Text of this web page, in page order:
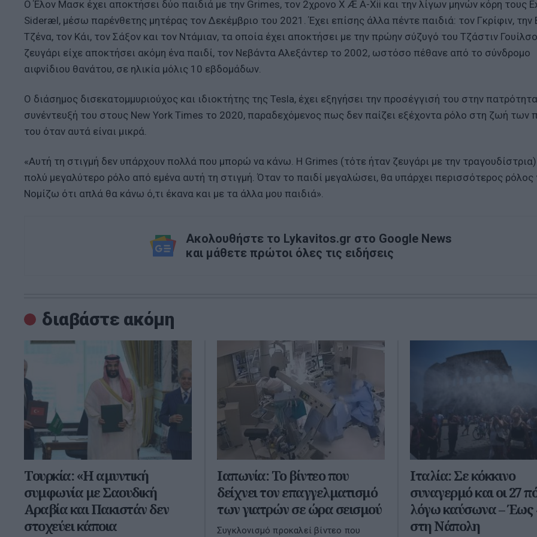
Ο Έλον Μασκ έχει αποκτήσει δύο παιδιά με την Grimes, τον 2χρονο X Æ A-Xii και την λίγων μηνών κόρη τους
Sideræl, μέσω παρένθετης μητέρας τον Δεκέμβριο του 2021. Έχει επίσης άλλα πέντε παιδιά: τον Γκρίφιν, την
Τζένα, τον Κάι, τον Σάξον και τον Ντάμιαν, τα οποία έχει αποκτήσει με την πρώην σύζυγό του Τζάστιν
ζευγάρι είχε αποκτήσει ακόμη ένα παιδί, τον Νεβάντα Αλεξάντερ το 2002, ωστόσο πέθανε από το σύνδρομο
αιφνίδιου θανάτου, σε ηλικία μόλις 10 εβδομάδων.
Ο διάσημος δισεκατομμυριούχος και ιδιοκτήτης της Tesla, έχει εξηγήσει την προσέγγισή του στην
συνέντευξή του στους New York Times το 2020, παραδεχόμενος πως δεν παίζει εξέχοντα ρόλο στη ζωή των
του όταν αυτά είναι μικρά.
«Αυτή τη στιγμή δεν υπάρχουν πολλά που μπορώ να κάνω. Η Grimes (τότε ήταν ζευγάρι με την τραγουδίστρια)
πολύ μεγαλύτερο ρόλο από εμένα αυτή τη στιγμή. Όταν το παιδί μεγαλώσει, θα υπάρχει περισσότερος ρόλος
Νομίζω ότι απλά θα κάνω ό,τι έκανα και με τα άλλα μου παιδιά».
Ακολουθήστε το Lykavitos.gr στο Google News
και μάθετε πρώτοι όλες τις ειδήσεις
διαβάστε ακόμη
Τουρκία: «Η αμυντική
συμφωνία με Σαουδική
Αραβία και Πακιστάν δεν
στοχεύει κάποια
Ιαπωνία: Το βίντεο που
δείχνει τον επαγγελματισμό
των γιατρών σε ώρα σεισμού
Συγκλονισμό προκαλεί βίντεο που
Ιταλία: Σε κόκκινο
συναγερμό και οι 27
λόγω καύσωνα – Έως
στη Νάπολη